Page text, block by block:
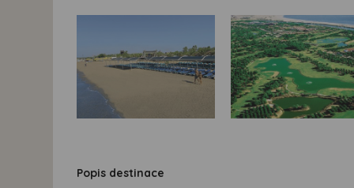
Popis destinace